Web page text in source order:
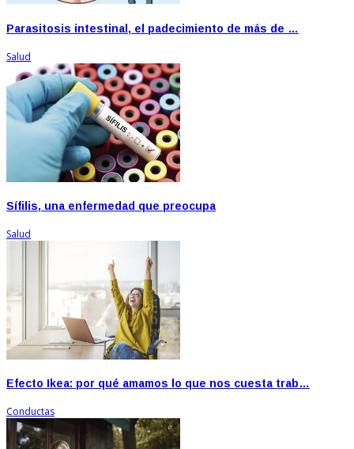
Parasitosis intestinal, el padecimiento de más de …
Salud
Sífilis, una enfermedad que preocupa
Salud
Efecto Ikea: por qué amamos lo que nos cuesta trab…
Conductas